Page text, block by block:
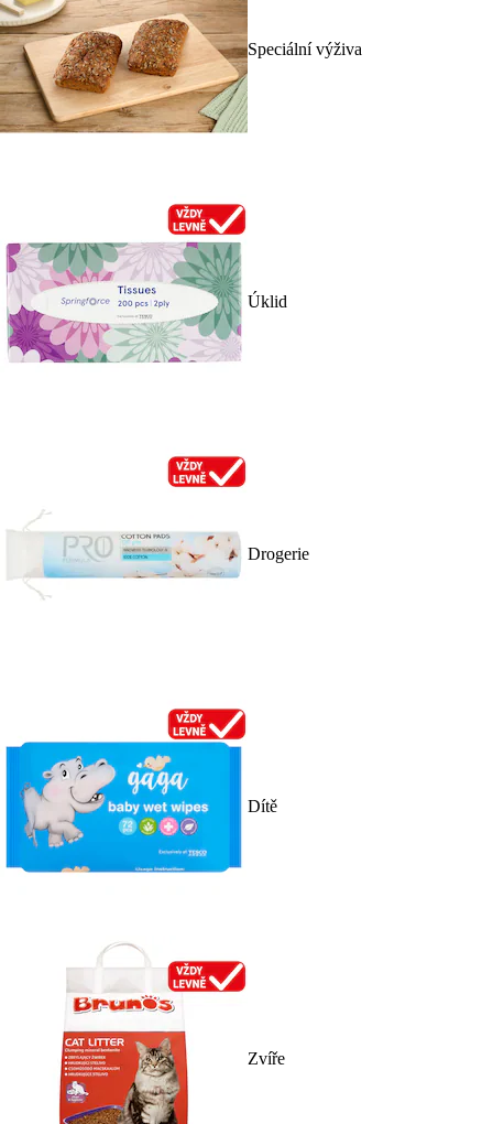
Speciální výživa
Úklid
Drogerie
Dítě
Zvíře